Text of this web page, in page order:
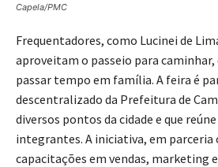
Capela/PMC
Frequentadores, como Lucinei de
aproveitam o passeio para
passar tempo em família. A feira é
descentralizado da Prefeitura de
diversos pontos da cidade e que
integrantes. A iniciativa, em parceria
capacitações em vendas, marketing